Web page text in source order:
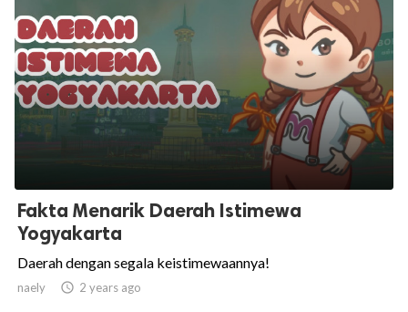
Fakta Menarik Daerah Istimewa
Yogyakarta
Daerah dengan segala keistimewaannya!
naely  2 years ago